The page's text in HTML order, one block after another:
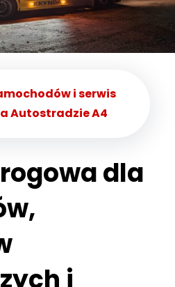
i serwis
Autostradzie A4
dla
i